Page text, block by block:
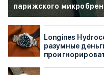
парижского
Longines
разумные